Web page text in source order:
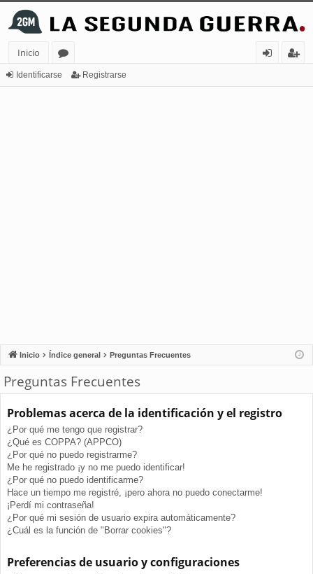
Inicio
or
Identificarse Registrarse
Inicio Índice general Preguntas Frecuentes
Preguntas Frecuentes
Problemas acerca de la identificación y el registro
¿Por qué me tengo que registrar?
¿Qué es COPPA? (APPCO)
¿Por qué no puedo registrarme?
Me he registrado ¡y no me puedo identificar!
¿Por qué no puedo identificarme?
Hace un tiempo me registré, ¡pero ahora no puedo conectarme!
¡Perdí mi contraseña!
¿Por qué mi sesión de usuario expira automáticamente?
¿Cuál es la función de "Borrar cookies"?
Preferencias de usuario y configuraciones